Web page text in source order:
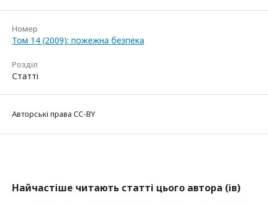
Номер
Том 14 (2009): пожежна безпека
Розділ
Статті
Авторські права CC-BY
Найчастіше читають статті цього автора (ів)